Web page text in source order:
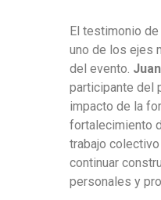
El testimonio
uno de los ejes
del evento.
participante del
impacto de la
fortalecimiento
trabajo
continuar
personales y